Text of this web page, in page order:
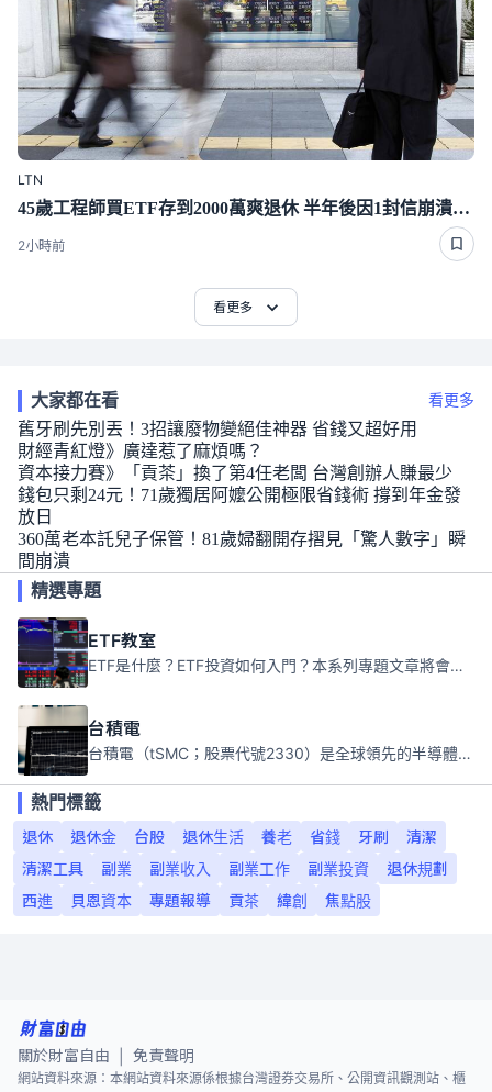
LTN
45歲工程師買ETF存到2000萬爽退休 半年後因1封信崩潰重回職場
2小時前
看更多
大家都在看 看更多
舊牙刷先別丟！3招讓廢物變絕佳神器 省錢又超好用
財經青紅燈》廣達惹了麻煩嗎？
資本接力賽》「貢茶」換了第4任老闆 台灣創辦人賺最少
錢包只剩24元！71歲獨居阿嬤公開極限省錢術 撐到年金發
放日
360萬老本託兒子保管！81歲婦翻開存摺見「驚人數字」瞬
間崩潰
精選專題
ETF教室
ETF是什麼？ETF投資如何入門？本系列專題文章將會告訴你新手必須知道的ETF基礎知識。
台積電
台積電（tSMC；股票代號2330）是全球領先的半導體代工公司，成立於1987年，總部位於台灣新竹。且已於美國、日本、德國及中國設廠，台積電是全球首家專業積體電路製造服務公司，也是全球最先進和最大規模的半導體代工廠。
熱門標籤
退休
退休金 台股 退休生活 養老 省錢 牙刷
清潔
清潔工具
副業 副業收入 副業工作 副業投資
退休規劃
西進
貝恩資本 專題報導 貢茶 緯創 焦點股
關於財富自由 免責聲明
網站資料來源：本網站資料來源係根據台灣證券交易所、公開資訊觀測站、櫃